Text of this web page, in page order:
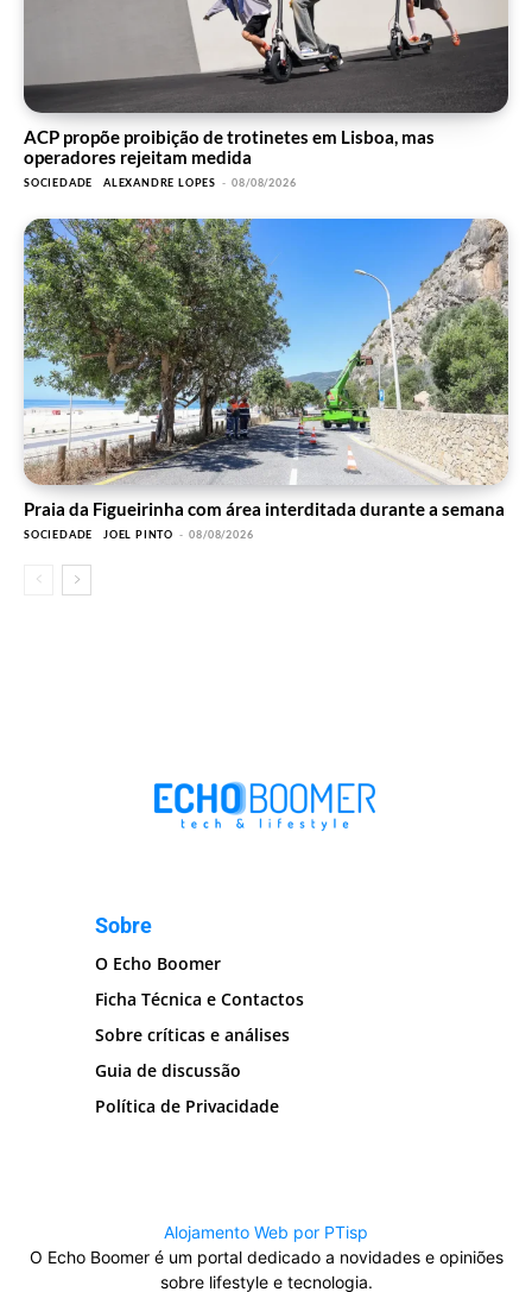
ACP propõe proibição de trotinetes em Lisboa, mas
operadores rejeitam medida
SOCIEDADE ALEXANDRE LOPES - 08/08/2026
Praia da Figueirinha com área interditada durante a semana
SOCIEDADE JOEL PINTO - 08/08/2026
Sobre
O Echo Boomer
Ficha Técnica e Contactos
Sobre críticas e análises
Guia de discussão
Política de Privacidade
Alojamento Web por PTisp
O Echo Boomer é um portal dedicado a novidades e opiniões
sobre lifestyle e tecnologia.